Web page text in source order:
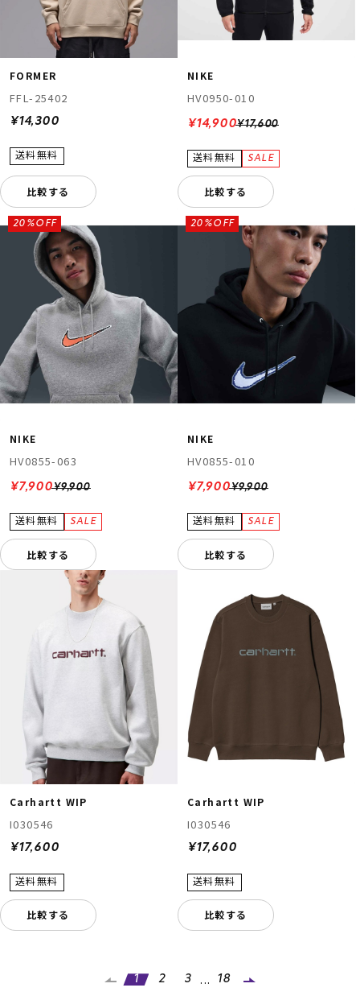
FORMER
FFL-25402
¥14,300
比較する
NIKE
HV0950-010
¥17,600
¥14,900
比較する
NIKE
HV0855-063
¥9,900
20%OFF
¥7,900
比較する
NIKE
HV0855-010
¥9,900
20%OFF
¥7,900
比較する
Carhartt WIP
I030546
¥17,600
比較する
Carhartt WIP
I030546
¥17,600
比較する
1 2 3 ... 18